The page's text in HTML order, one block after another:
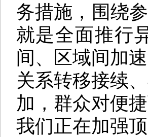
务措施，围绕
就是全面推行
间、区域间加
关系转移接续
加，群众对便
我们正在加强